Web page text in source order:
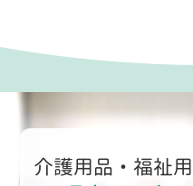
介護用品・福祉